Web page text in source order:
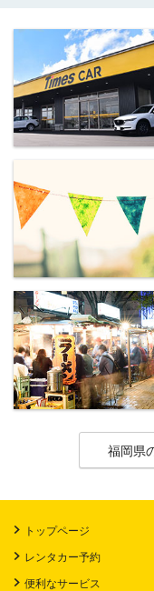
福岡県
トップページ
レンタカー予約
便利なサービス